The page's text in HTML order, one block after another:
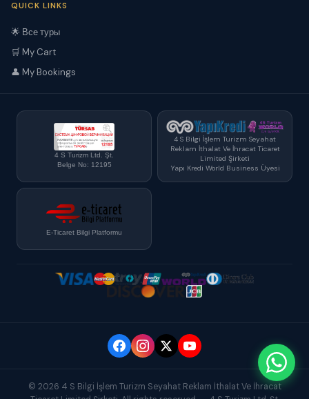
QUICK LINKS
🌟 Все туры
🛒 My Cart
👤 My Bookings
4 S Turizm Ltd. Şt.
Belge No: 12195
4 S Bilgi İşlem Turizm Seyahat
Reklam İthalat Ve İhracat Ticaret
Limited Şirketi
Yapı Kredi World Business Üyesi
E-Ticaret Bilgi Platformu
© 2026 4 S Bilgi İşlem Turizm Seyahat Reklam İthalat Ve İhracat